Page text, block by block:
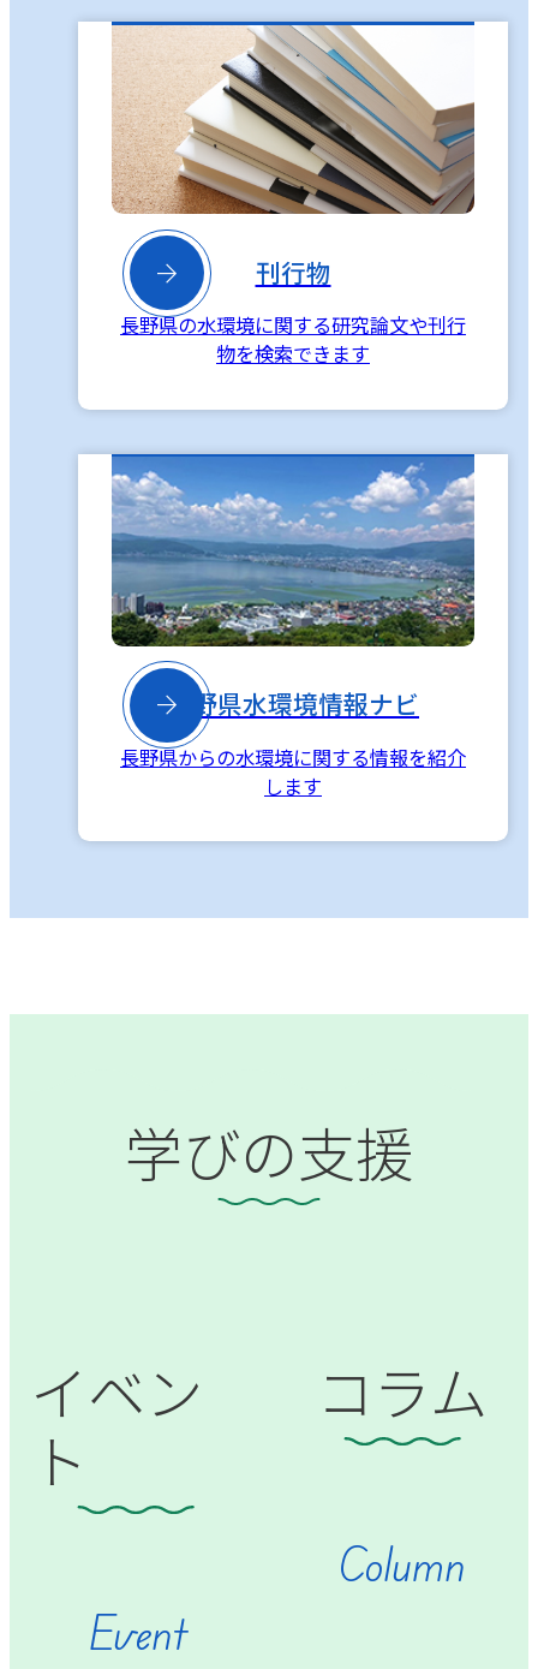
 刊行物
長野県の水環境に関する研究論文や刊行
物を検索できます
長野県水環境情報ナビ
長野県からの水環境に関する情報を紹介
します
学びの支援
イベン
ト
Event
コラム
Column